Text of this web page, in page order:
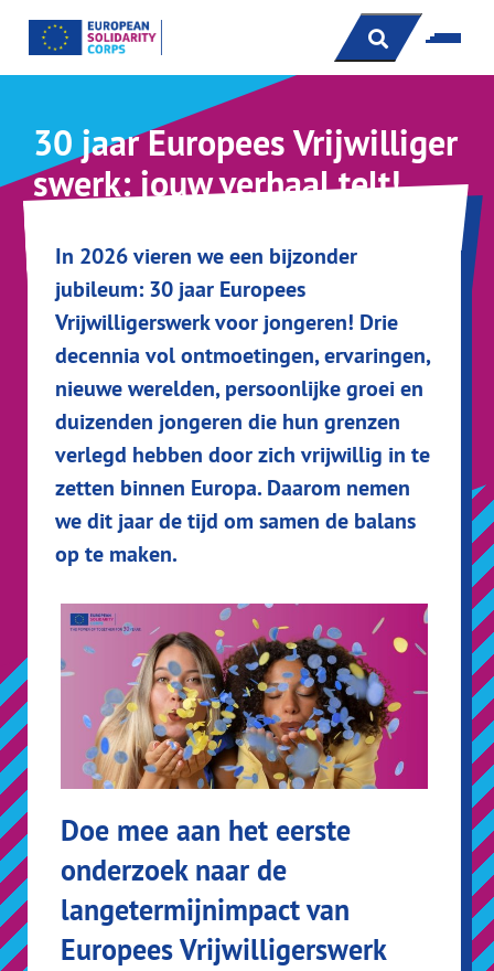
30 jaar Europees Vrijwilliger
swerk: jouw verhaal telt!
In 2026 vieren we een bijzonder
jubileum: 30 jaar Europees
Vrijwilligerswerk voor jongeren! Drie
decennia vol ontmoetingen, ervaringen,
nieuwe werelden, persoonlijke groei en
duizenden jongeren die hun grenzen
verlegd hebben door zich vrijwillig in te
zetten binnen Europa. Daarom nemen
we dit jaar de tijd om samen de balans
op te maken.
Doe mee aan het eerste
onderzoek naar de
langetermijnimpact van
Europees Vrijwilligerswerk